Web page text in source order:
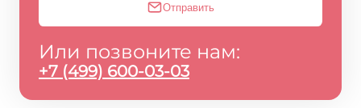
Отправить
Или позвоните нам:
+7 (499) 600-03-03